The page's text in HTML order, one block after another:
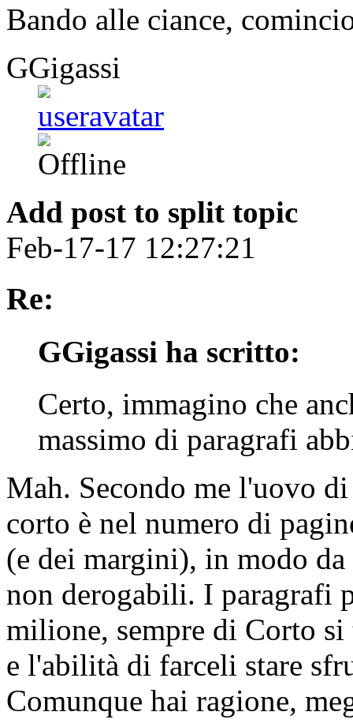
Bando alle ciance,
GGigassi
Add post to split topic
Feb-17-17 12:27:21
Re:
GGigassi ha scritto:
Certo, immagino che
massimo di paragrafi
Mah. Secondo me l'uovo
corto è nel numero di
(e dei margini), in modo
non derogabili. I paragrafi
milione, sempre di Corto
e l'abilità di farceli stare
Comunque hai ragione,